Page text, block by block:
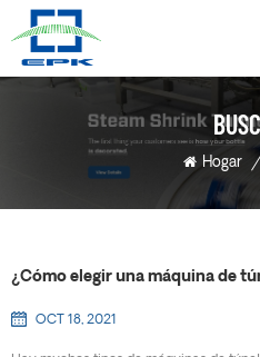
Hogar /
¿Cómo elegir una máquina de
OCT 18, 2021